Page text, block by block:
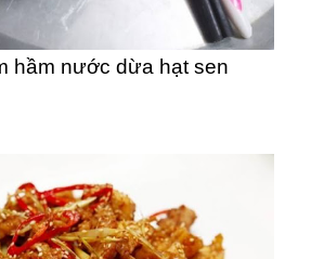
hầm nước dừa hạt sen